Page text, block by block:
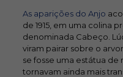
As aparições do Anjo
de 1915, em uma colina
denominada Cabeço.
viram pairar sobre o
se fosse uma estátua de
tornavam ainda mais